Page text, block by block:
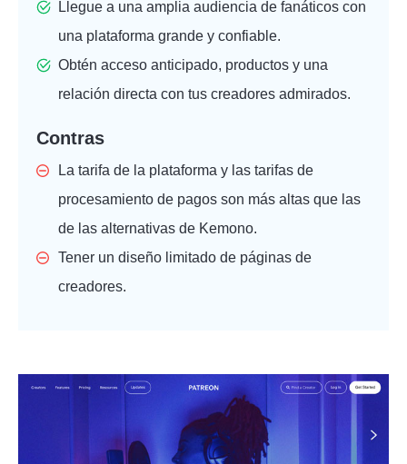
Llegue a una amplia audiencia de fanáticos con
una plataforma grande y confiable.
Obtén acceso anticipado, productos y una
relación directa con tus creadores admirados.
Contras
La tarifa de la plataforma y las tarifas de
procesamiento de pagos son más altas que las
de las alternativas de Kemono.
Tener un diseño limitado de páginas de
creadores.